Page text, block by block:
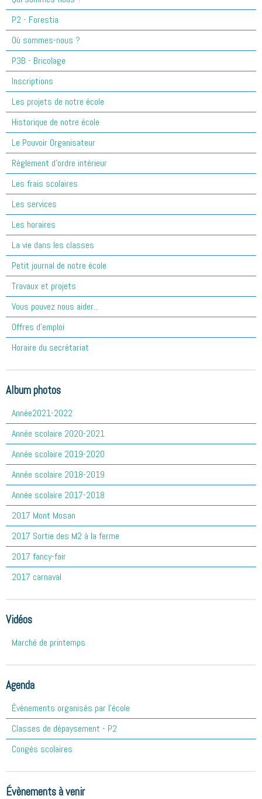
P2 - Forestia
Où sommes-nous ?
P3B - Bricolage
Inscriptions
Les projets de notre école
Historique de notre école
Le Pouvoir Organisateur
Règlement d'ordre intérieur
Les frais scolaires
Les services
Les horaires
La vie dans les classes
Petit journal de notre école
Travaux et projets
Vous pouvez nous aider...
Offres d'emploi
Horaire du secrétariat
Album photos
Année2021-2022
Année scolaire 2020-2021
Année scolaire 2019-2020
Année scolaire 2018-2019
Année scolaire 2017-2018
2017 Mont Mosan
2017 Sortie des M2 à la ferme
2017 fancy-fair
2017 carnaval
Vidéos
Marché de printemps
Agenda
Évènements organisés par l'école
Classes de dépaysement - P2
Congés scolaires
Évènements à venir